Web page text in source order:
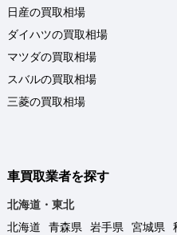
日産の買取相場
ダイハツの買取相場
マツダの買取相場
スバルの買取相場
三菱の買取相場
車買取業者を探す
北海道・東北
北海道
青森県 岩手県 宮城県